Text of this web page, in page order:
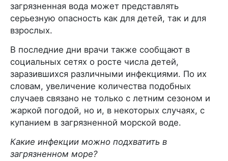
загрязненная вода может представлять
серьезную опасность как для детей, так и для
взрослых.
В последние дни врачи также сообщают в
социальных сетях о росте числа детей,
заразившихся различными инфекциями. По их
словам, увеличение количества подобных
случаев связано не только с летним сезоном и
жаркой погодой, но и, в некоторых случаях, с
купанием в загрязненной морской воде.
Какие инфекции можно подхватить в
загрязненном море?